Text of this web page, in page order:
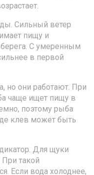
Сильный ветер
пищу и
берега. С умеренным
в первой
но они работают. При
чаще ищет пищу в
поэтому рыба
клев может быть
Для щуки
При такой
Если вода холоднее,